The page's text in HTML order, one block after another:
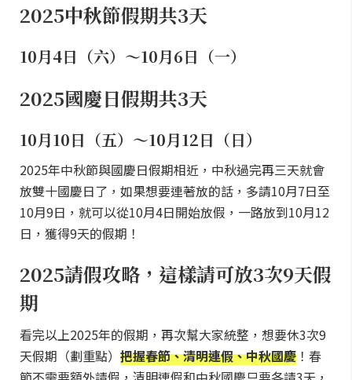
2025中秋節假期共3天
10月4日（六）～10月6日（一）
2025國慶日假期共3天
10月10日（五）～10月12日（日）
2025年中秋節與國慶日假期相近，中秋過完再三天就會
放雙十國慶日了，如果想要連著放的話，多請10月7日至
10月9日，就可以從10月4日開始放假，一路放到10月12
日，獲得9天的假期！
2025請假攻略，這樣請可放3次9天假
期
看完以上2025年的假期，再次幫大家統整，想要休3次9
天假期（劃重點） 把握春節、清明連假、中秋國慶 ！春